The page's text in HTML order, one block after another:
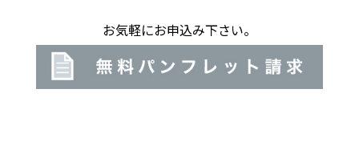
お気軽にお申込み下さい。